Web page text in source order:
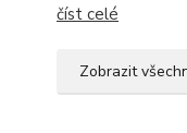
číst celé
Zobrazit